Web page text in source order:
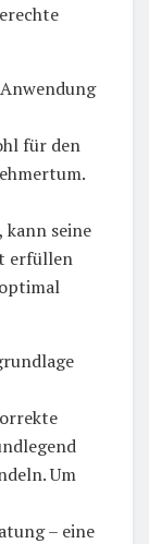
für den
seine
erfüllen
Um
– eine